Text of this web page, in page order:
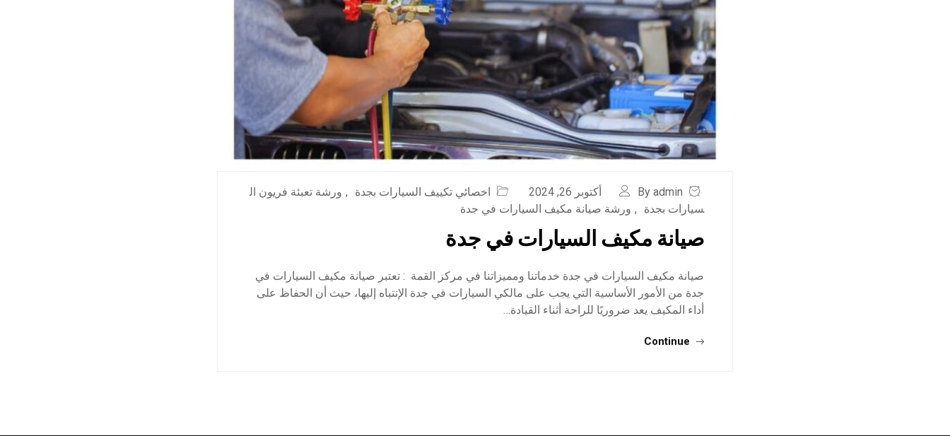
By admin أكتوبر 26, 2024 اخصائي تكييف السيارات بجدة , ورشة تعبئة فريون ال
سيارات بجدة
, ورشة صيانة مكيف السيارات في جدة
صيانة مكيف السيارات في جدة
صيانة مكيف السيارات في جدة خدماتنا ومميزاتنا في مركز القمة : تعتبر صيانة مكيف السيارات في
جدة من الأمور الأساسية التي يجب على مالكي السيارات في جدة الإنتباه إليها، حيث أن الحفاظ على
أداء المكيف يعد ضروريًا للراحة أثناء القيادة…
Continue